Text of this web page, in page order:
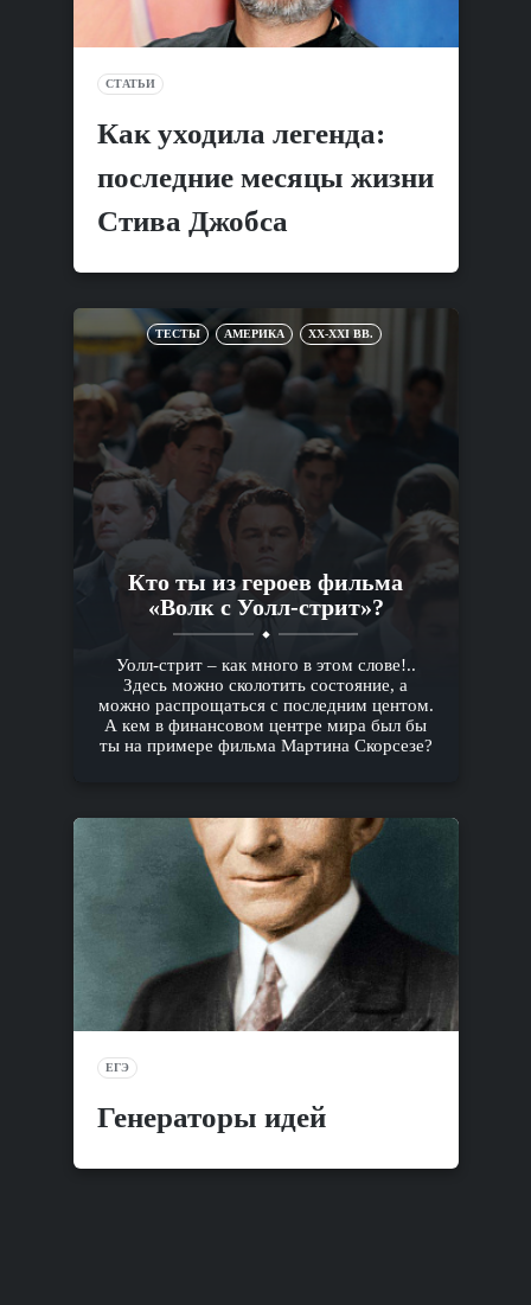
СТАТЬИ
Как уходила легенда:
последние месяцы жизни
Стива Джобса
ТЕСТЫ АМЕРИКА XX-XXI ВВ.
Кто ты из героев фильма
«Волк с Уолл-стрит»?
Уолл-стрит – как много в этом слове!..
Здесь можно сколотить состояние, а
можно распрощаться с последним центом.
А кем в финансовом центре мира был бы
ты на примере фильма Мартина Скорсезе?
ЕГЭ
Генераторы идей